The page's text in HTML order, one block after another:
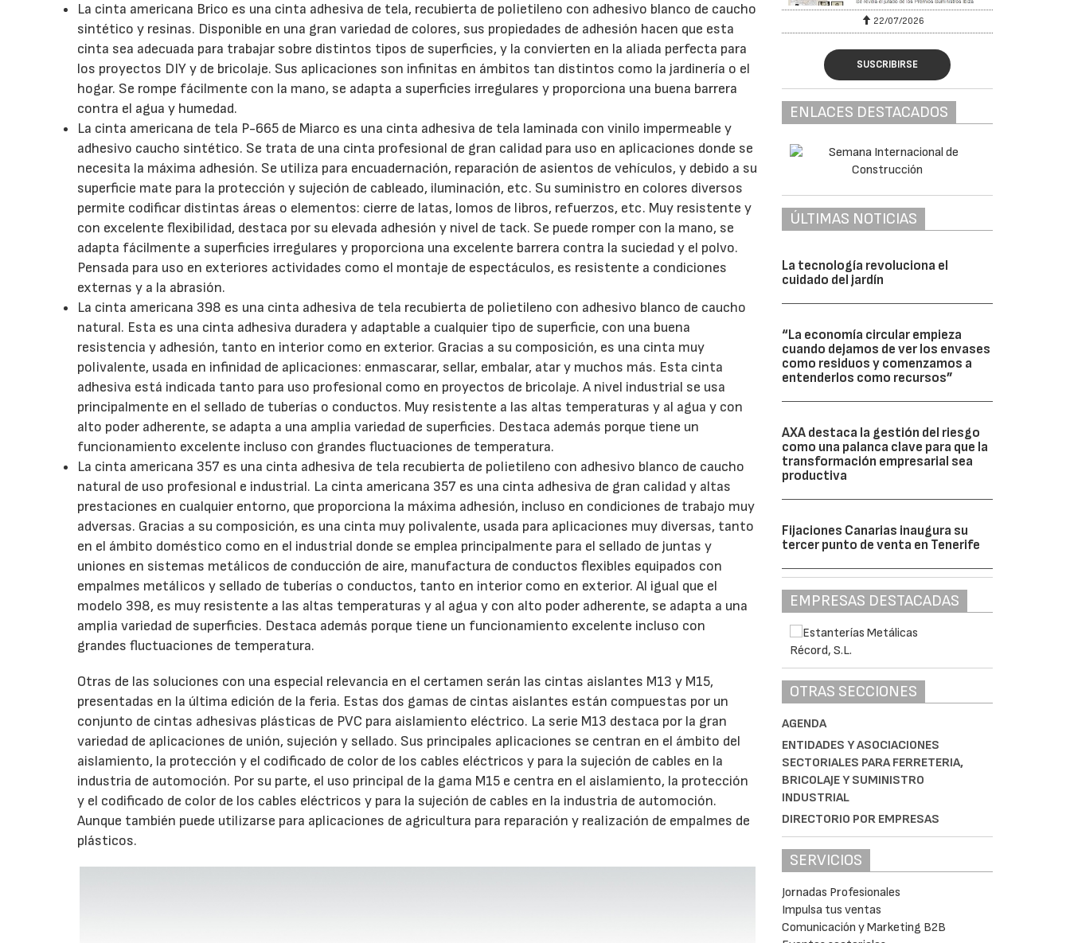
La cinta americana Brico es una cinta adhesiva de tela, recubierta de polietileno con adhesivo blanco de caucho
sintético y resinas. Disponible en una gran variedad de colores, sus propiedades de adhesión hacen que esta
cinta sea adecuada para trabajar sobre distintos tipos de superficies, y la convierten en la aliada perfecta para
los proyectos DIY y de bricolaje. Sus aplicaciones son infinitas en ámbitos tan distintos como la jardinería o el
hogar. Se rompe fácilmente con la mano, se adapta a superficies irregulares y proporciona una buena barrera
contra el agua y humedad.
La cinta americana de tela P-665 de Miarco es una cinta adhesiva de tela laminada con vinilo impermeable y
adhesivo caucho sintético. Se trata de una cinta profesional de gran calidad para uso en aplicaciones donde se
necesita la máxima adhesión. Se utiliza para encuadernación, reparación de asientos de vehículos, y debido a su
superficie mate para la protección y sujeción de cableado, iluminación, etc. Su suministro en colores diversos
permite codificar distintas áreas o elementos: cierre de latas, lomos de libros, refuerzos, etc. Muy resistente y
con excelente flexibilidad, destaca por su elevada adhesión y nivel de tack. Se puede romper con la mano, se
adapta fácilmente a superficies irregulares y proporciona una excelente barrera contra la suciedad y el polvo.
Pensada para uso en exteriores actividades como el montaje de espectáculos, es resistente a condiciones
externas y a la abrasión.
La cinta americana 398 es una cinta adhesiva de tela recubierta de polietileno con adhesivo blanco de caucho
natural. Esta es una cinta adhesiva duradera y adaptable a cualquier tipo de superficie, con una buena
resistencia y adhesión, tanto en interior como en exterior. Gracias a su composición, es una cinta muy
polivalente, usada en infinidad de aplicaciones: enmascarar, sellar, embalar, atar y muchos más. Esta cinta
adhesiva está indicada tanto para uso profesional como en proyectos de bricolaje. A nivel industrial se usa
principalmente en el sellado de tuberías o conductos. Muy resistente a las altas temperaturas y al agua y con
alto poder adherente, se adapta a una amplia variedad de superficies. Destaca además porque tiene un
funcionamiento excelente incluso con grandes fluctuaciones de temperatura.
La cinta americana 357 es una cinta adhesiva de tela recubierta de polietileno con adhesivo blanco de caucho
natural de uso profesional e industrial. La cinta americana 357 es una cinta adhesiva de gran calidad y altas
prestaciones en cualquier entorno, que proporciona la máxima adhesión, incluso en condiciones de trabajo muy
adversas. Gracias a su composición, es una cinta muy polivalente, usada para aplicaciones muy diversas, tanto
en el ámbito doméstico como en el industrial donde se emplea principalmente para el sellado de juntas y
uniones en sistemas metálicos de conducción de aire, manufactura de conductos flexibles equipados con
empalmes metálicos y sellado de tuberías o conductos, tanto en interior como en exterior. Al igual que el
modelo 398, es muy resistente a las altas temperaturas y al agua y con alto poder adherente, se adapta a una
amplia variedad de superficies. Destaca además porque tiene un funcionamiento excelente incluso con
grandes fluctuaciones de temperatura.
Otras de las soluciones con una especial relevancia en el certamen serán las cintas aislantes M13 y M15,
presentadas en la última edición de la feria. Estas dos gamas de cintas aislantes están compuestas por un
conjunto de cintas adhesivas plásticas de PVC para aislamiento eléctrico. La serie M13 destaca por la gran
variedad de aplicaciones de unión, sujeción y sellado. Sus principales aplicaciones se centran en el ámbito del
aislamiento, la protección y el codificado de color de los cables eléctricos y para la sujeción de cables en la
industria de automoción. Por su parte, el uso principal de la gama M15 e centra en el aislamiento, la protección
y el codificado de color de los cables eléctricos y para la sujeción de cables en la industria de automoción.
Aunque también puede utilizarse para aplicaciones de agricultura para reparación y realización de empalmes de
plásticos.
22/07/2026
SUSCRIBIRSE
ENLACES DESTACADOS
ÚLTIMAS NOTICIAS
La tecnología revoluciona el
cuidado del jardín
“La economía circular empieza
cuando dejamos de ver los envases
como residuos y comenzamos a
entenderlos como recursos”
AXA destaca la gestión del riesgo
como una palanca clave para que la
transformación empresarial sea
productiva
Fijaciones Canarias inaugura su
tercer punto de venta en Tenerife
EMPRESAS DESTACADAS
OTRAS SECCIONES
AGENDA
ENTIDADES Y ASOCIACIONES
SECTORIALES PARA FERRETERIA,
BRICOLAJE Y SUMINISTRO
INDUSTRIAL
DIRECTORIO POR EMPRESAS
SERVICIOS
Jornadas Profesionales
Impulsa tus ventas
Comunicación y Marketing B2B